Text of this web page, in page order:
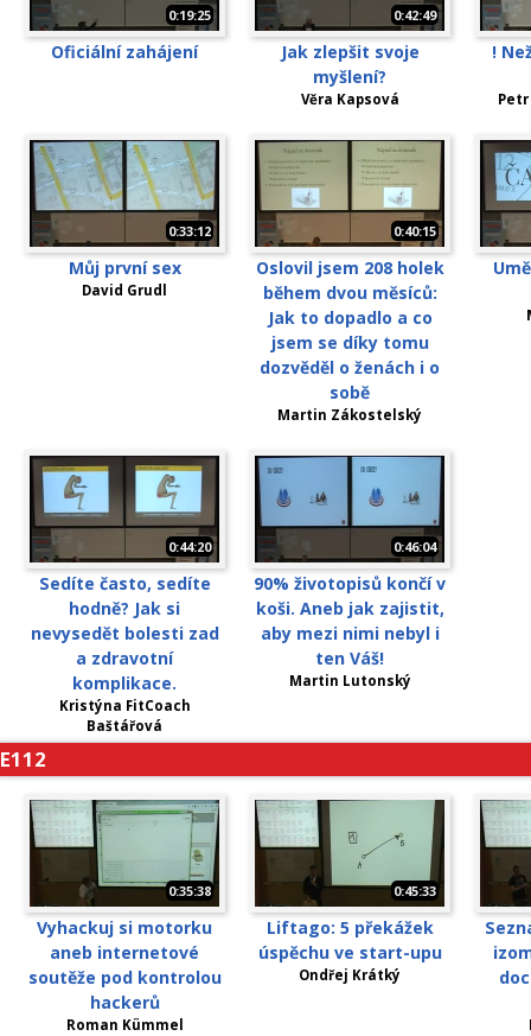
0:19:25
Oficiální zahájení
0:42:49
Jak zlepšit svoje
myšlení?
Věra Kapsová
!
0:33:12
Můj první sex
David Grudl
0:40:15
Oslovil jsem 208 holek
během dvou měsíců:
Jak to dopadlo a co
jsem se díky tomu
dozvěděl o ženách i o
sobě
Martin Zákostelský
0:44:20
Sedíte často, sedíte
hodně? Jak si
nevysedět bolesti zad
a zdravotní
komplikace.
Kristýna FitCoach
Baštářová
0:46:04
90% životopisů končí v
koši. Aneb jak zajistit,
aby mezi nimi nebyl i
ten Váš!
Martin Lutonský
E112
0:35:38
Vyhackuj si motorku
aneb internetové
soutěže pod kontrolou
hackerů
Roman Kümmel
0:45:33
Liftago: 5 překážek
úspěchu ve start-upu
Ondřej Krátký